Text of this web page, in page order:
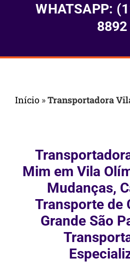
WHATSAPP:
8892
Início »Transportadora
Mim em Vila
Mudanças,
Transporte de
Grande São